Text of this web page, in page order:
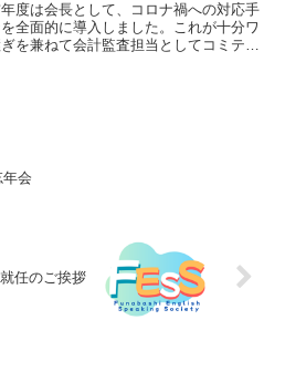
度は会長として、コロナ禍への対応手
全面的に導入しました。これが十分ワ
を兼ねて会計監査担当としてコミティ
年会
任のご挨拶